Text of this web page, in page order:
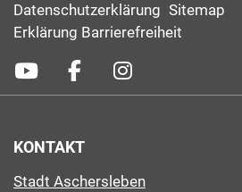
Datenschutzerklärung Sitemap
Erklärung Barrierefreiheit
KONTAKT
Stadt Aschersleben